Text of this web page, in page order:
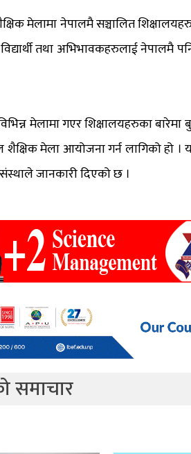
मेलामा नेपालमै सञ्चालित
तथा अभिभावकहरुलाई नेपालमै
विभिन्न मेलामा गएर शिक्षालयहरुका
मेला आयोजना गर्न लागिको हो
जानकारी दिएको छ ।
समाचार